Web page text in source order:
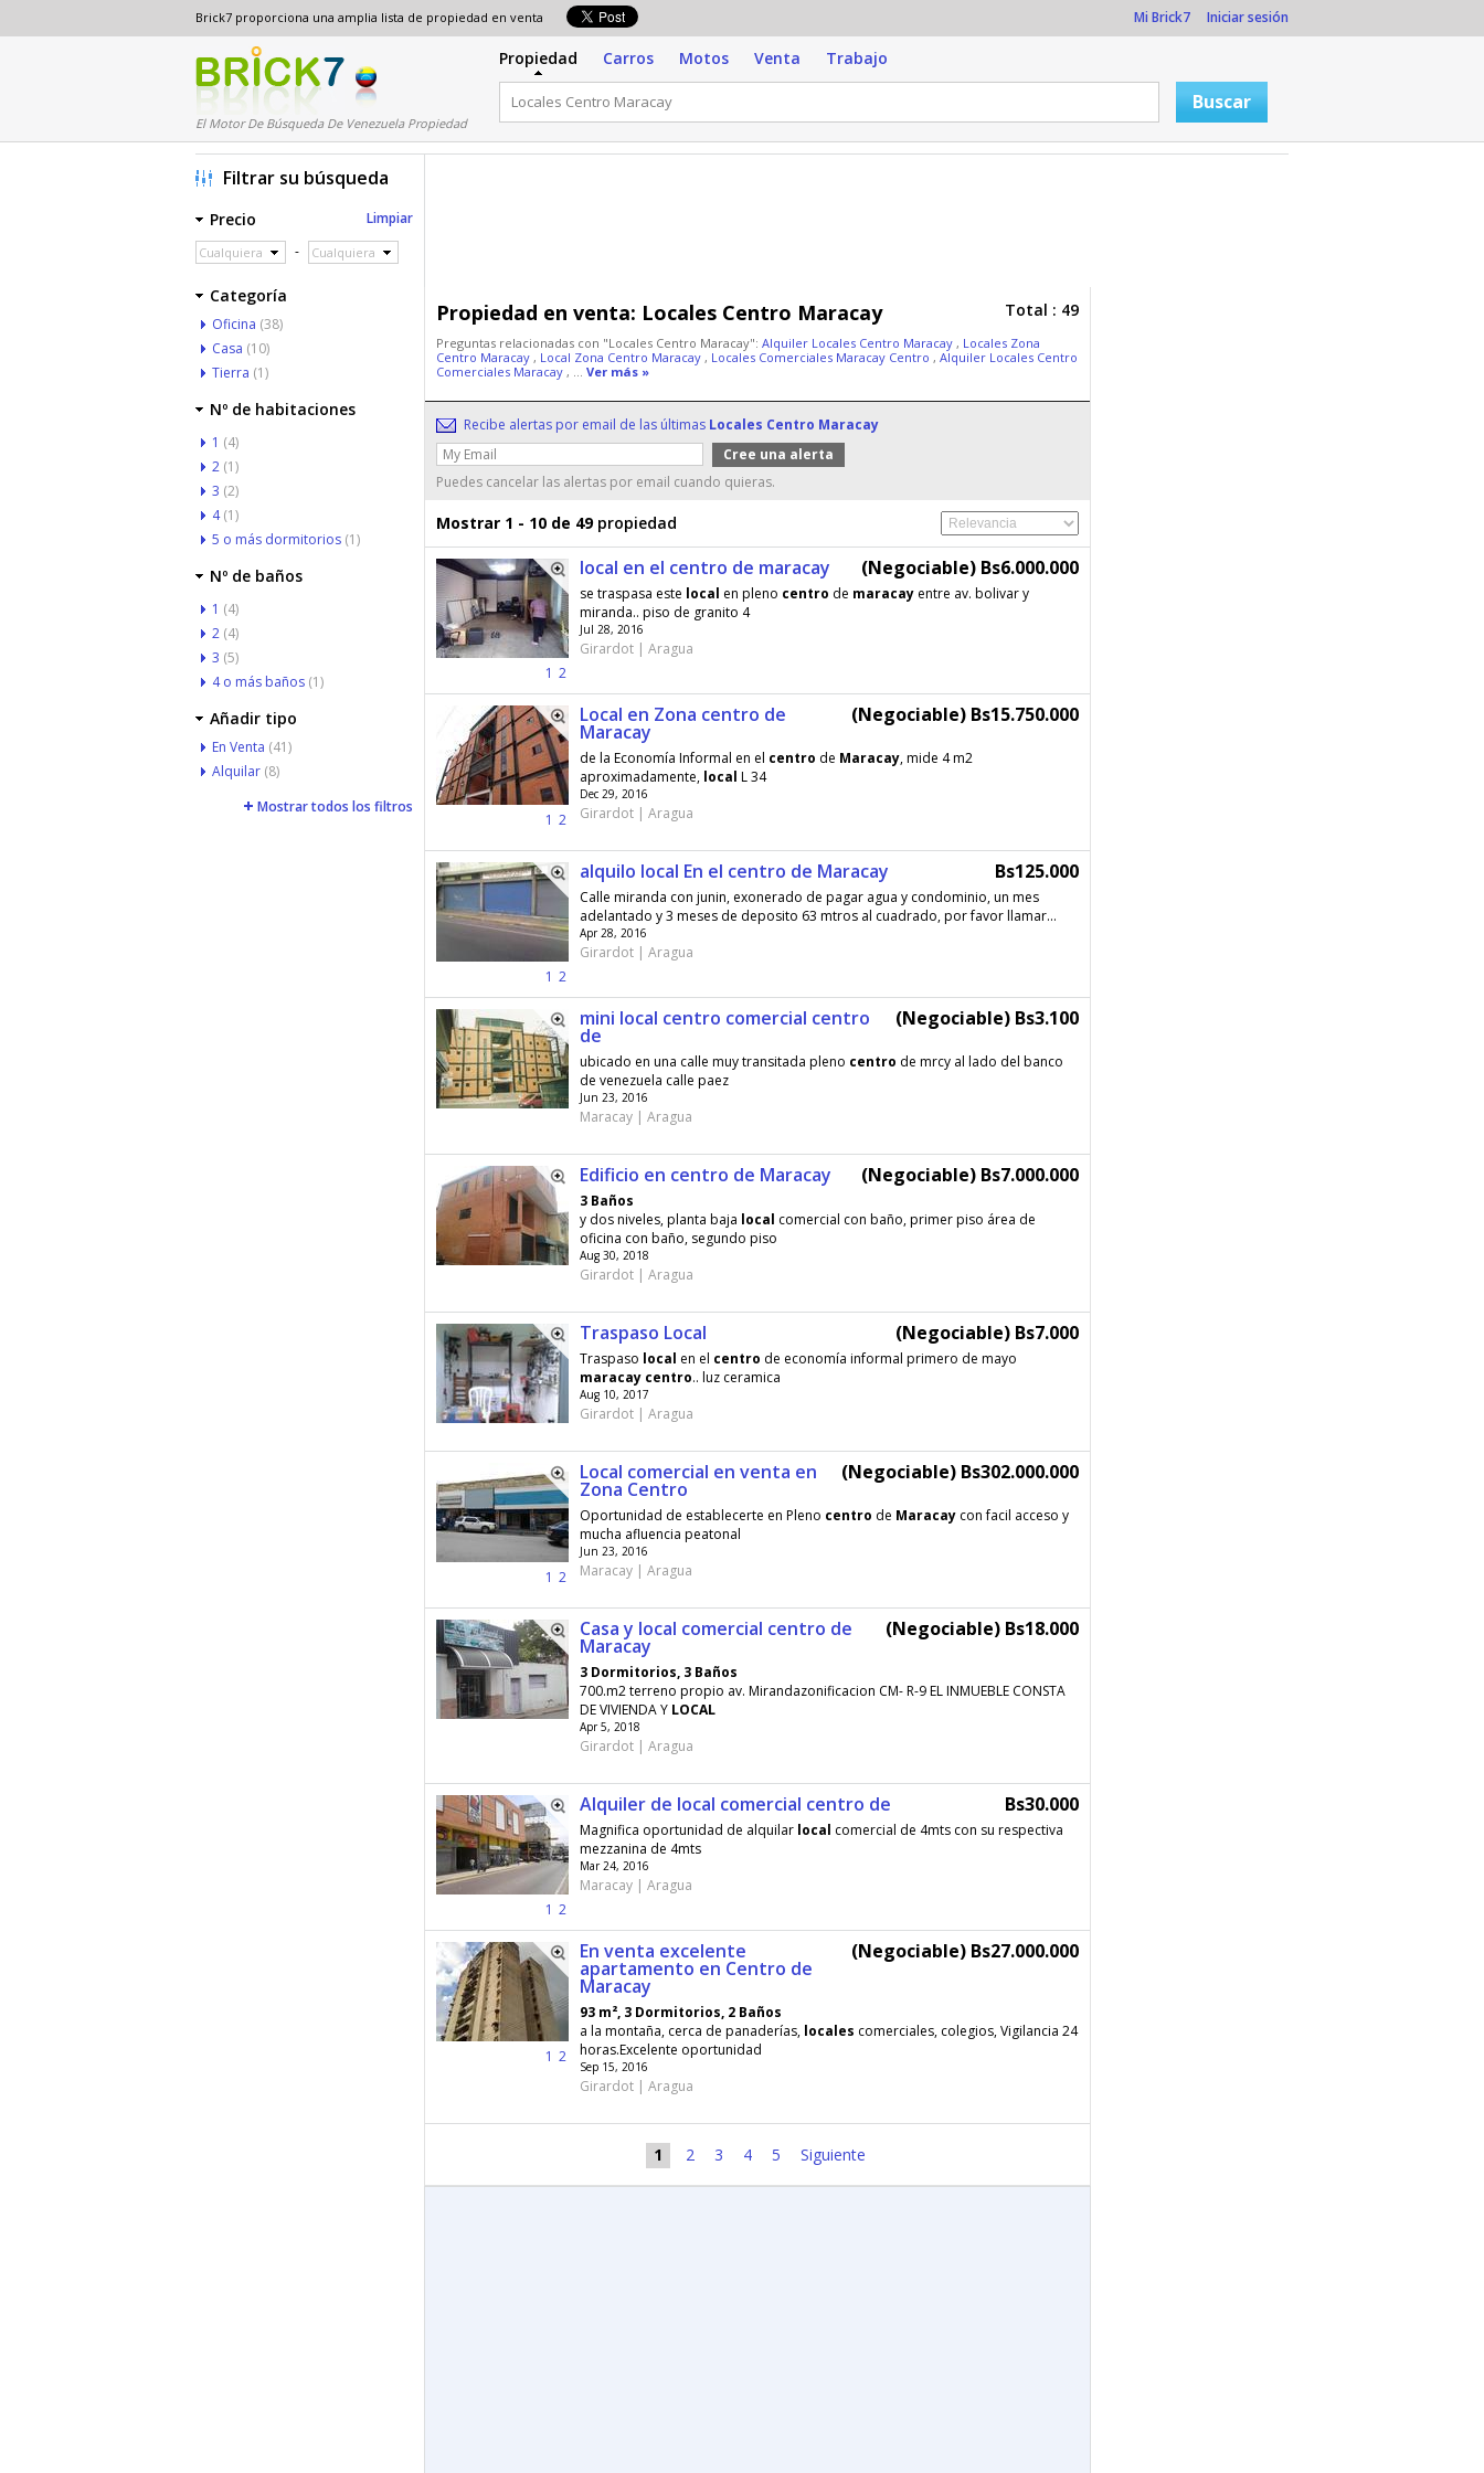
Brick7 proporciona una amplia lista de propiedad en venta Mi Brick7 Iniciar sesión
El Motor De Búsqueda De Venezuela Propiedad
Propiedad Carros Motos Venta Trabajo
Propiedad en venta: Locales Centro Maracay Total : 49
Preguntas relacionadas con "Locales Centro Maracay": Alquiler Locales Centro Maracay , Locales Zona
Centro Maracay , Local Zona Centro Maracay , Locales Comerciales Maracay Centro , Alquiler Locales Centro
Comerciales Maracay , ... Ver más »
Recibe alertas por email de las últimas Locales Centro Maracay
Puedes cancelar las alertas por email cuando quieras.
Mostrar 1 - 10 de 49propiedad
1 2
local en el centro de maracay (Negociable) Bs6.000.000
se traspasa este local en pleno centro de maracay entre av. bolivar y
miranda.. piso de granito 4
Jul 28, 2016
Girardot | Aragua
1 2
Local en Zona centro de
Maracay
(Negociable) Bs15.750.000
de la Economía Informal en el centro de Maracay, mide 4 m2
aproximadamente, local L 34
Dec 29, 2016
Girardot | Aragua
1 2
alquilo local En el centro de Maracay Bs125.000
Calle miranda con junin, exonerado de pagar agua y condominio, un mes
adelantado y 3 meses de deposito 63 mtros al cuadrado, por favor llamar...
Apr 28, 2016
Girardot | Aragua
mini local centro comercial centro
de
(Negociable) Bs3.100
ubicado en una calle muy transitada pleno centro de mrcy al lado del banco
de venezuela calle paez
Jun 23, 2016
Maracay | Aragua
Edificio en centro de Maracay (Negociable) Bs7.000.000
3 Baños
y dos niveles, planta baja local comercial con baño, primer piso área de
oficina con baño, segundo piso
Aug 30, 2018
Girardot | Aragua
Traspaso Local (Negociable) Bs7.000
Traspaso local en el centro de economía informal primero de mayo
maracay centro.. luz ceramica
Aug 10, 2017
Girardot | Aragua
1 2
Local comercial en venta en
Zona Centro
(Negociable) Bs302.000.000
Oportunidad de establecerte en Pleno centro de Maracay con facil acceso y
mucha afluencia peatonal
Jun 23, 2016
Maracay | Aragua
Casa y local comercial centro de
Maracay
(Negociable) Bs18.000
3 Dormitorios, 3 Baños
700.m2 terreno propio av. Mirandazonificacion CM- R-9 EL INMUEBLE CONSTA
DE VIVIENDA Y LOCAL
Apr 5, 2018
Girardot | Aragua
1 2
Alquiler de local comercial centro de Bs30.000
Magnifica oportunidad de alquilar local comercial de 4mts con su respectiva
mezzanina de 4mts
Mar 24, 2016
Maracay | Aragua
1 2
En venta excelente
apartamento en Centro de
Maracay
(Negociable) Bs27.000.000
93 m², 3 Dormitorios, 2 Baños
a la montaña, cerca de panaderías, locales comerciales, colegios, Vigilancia 24
horas.Excelente oportunidad
Sep 15, 2016
Girardot | Aragua
1 2 3 4 5 Siguiente
Filtrar su búsqueda
Precio Limpiar
Cualquiera - Cualquiera
Categoría
Oficina (38)
Casa (10)
Tierra (1)
Nº de habitaciones
1 (4)
2 (1)
3 (2)
4(1)
5 o más dormitorios (1)
Nº de baños
1 (4)
2 (4)
3 (5)
4 o más baños (1)
Añadir tipo
En Venta (41)
Alquilar (8)
Mostrar todos los filtros